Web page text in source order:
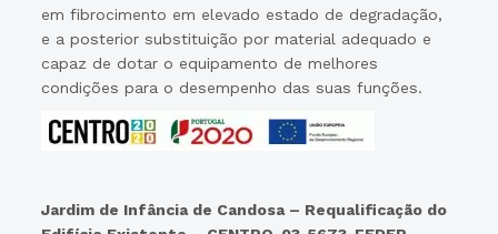
em fibrocimento em elevado estado de degradação,
e a posterior substituição por material adequado e
capaz de dotar o equipamento de melhores
condições para o desempenho das suas funções.
Jardim de Infância de Candosa – Requalificação do